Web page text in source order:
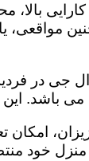
بالا،
جی در
باشد. این
خود